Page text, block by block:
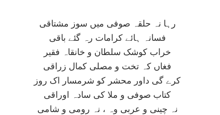
رہا نہ حلقہ صوفی ميں سوز مشتاقی
فسانہ ہائے کرامات رہ گئے باقی
خراب کوشک سلطان و خانقاہ فقير
فغاں کہ تخت و مصلی کمال زراقی
کرے گی داور محشر کو شرمسار اک روز
کتاب صوفی و ملا کی سادہ اوراقی
نہ چينی و عربی وہ ، نہ رومی و شامی